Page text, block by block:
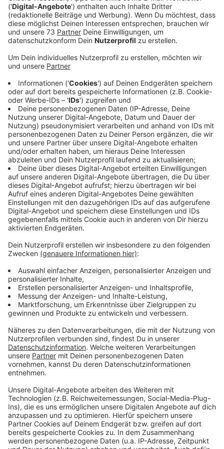
vorbeiziehen.
Veröffentlicht:Freitag, 12.04.2024 06:36
Raus aus der sportlichen Krise
Anzeige
In der Rückrundentabelle steht der 1.FC Bocholt auf
einem Abstiegsplatz. Im Jahr 2024 gelangen den
,,Schwatten” nur zwei Siege und seit mittlerweile vier
Spielen hat der FC kein eigenes Tor mehr erzielt.
Kurzum: Es läuft nicht. Nach der Heimniederlage gegen
Fortuna Düsseldorf II gab es am letzten Wochenende
(06.04.2024) sogar die ersten Pfiffe gegen die
Mannschaft.
Im Topspiel bei Fortuna Köln will Bocholt wieder
zurück in die Erfolgsspur finden. Die Domstädter
stehen mit zwei Punkten vor Bocholt auf dem dritten
Tabellenplatz. Der FC Bocholt kann also mit einem
Sieg zurück in die ,,Top Drei” der Regionalliga West.
Der Rückstand auf Ligaprimus Alemannia Aachen
beträgt sechs Spieltage vor Saisonende 14 Punkte.
Ob Bocholt morgen (13.04) in Köln zurück in die Spur
findet, hört ihr wie gewohnt bei uns. Wir übertragen die
Partie live ab 14 Uhr.
Anzeige